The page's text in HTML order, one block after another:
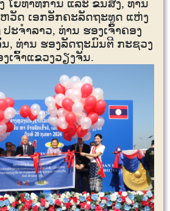
ໂຍທາທິການ ແລະ ຂົນສົ່ງ,ທ່ານ
ວັດ ເອກອັກຄະລັດຖະທູດ ແຫ່ງ
ະຈໍາລາວ, ທ່ານ ຮອງເຈົ້າຄອງ
, ທ່ານ ຮອງລັດຖະມົນຕີ ກະຊວງ
ເຈົ້າແຂວງວຽງຈັນ.